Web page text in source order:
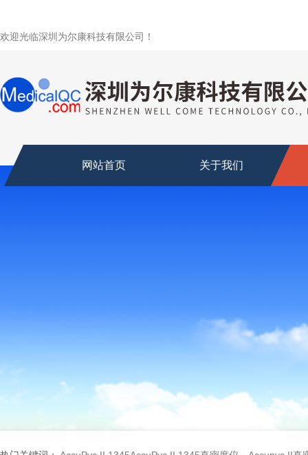
欢迎光临深圳为尔康科技有限公司！
网站首页 关于我们